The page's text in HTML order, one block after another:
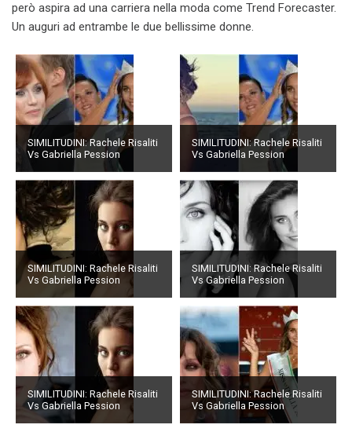
però aspira ad una carriera nella moda come Trend Forecaster.
Un auguri ad entrambe le due bellissime donne.
SIMILITUDINI: Rachele Risaliti
Vs Gabriella Pession
SIMILITUDINI: Rachele Risaliti
Vs Gabriella Pession
SIMILITUDINI: Rachele Risaliti
Vs Gabriella Pession
SIMILITUDINI: Rachele Risaliti
Vs Gabriella Pession
SIMILITUDINI: Rachele Risaliti
Vs Gabriella Pession
SIMILITUDINI: Rachele Risaliti
Vs Gabriella Pession